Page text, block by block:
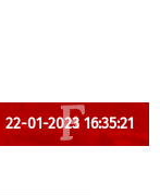
22-01-2023 16:35:21